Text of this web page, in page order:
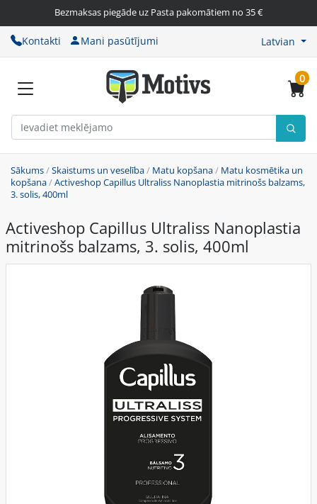
Bezmaksas piegāde uz Pasta pakomātiem no 35 €
Kontakti Mani pasūtījumi Latvian
0
Sākums/Skaistums un veselība/ Matu kopšana/ Matu kosmētika un
kopšana/Activeshop Capillus Ultraliss Nanoplastia mitrinošs balzams,
3. solis, 400ml
Activeshop Capillus Ultraliss Nanoplastia
mitrinošs balzams, 3. solis, 400ml